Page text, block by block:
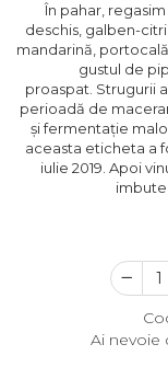
În pahar,
deschis, galben-
mandarină,
gustul de
proaspat. Strugurii
perioadă de
și fermentație
aceasta eticheta a
iulie 2019. Apoi
Ai nevoie